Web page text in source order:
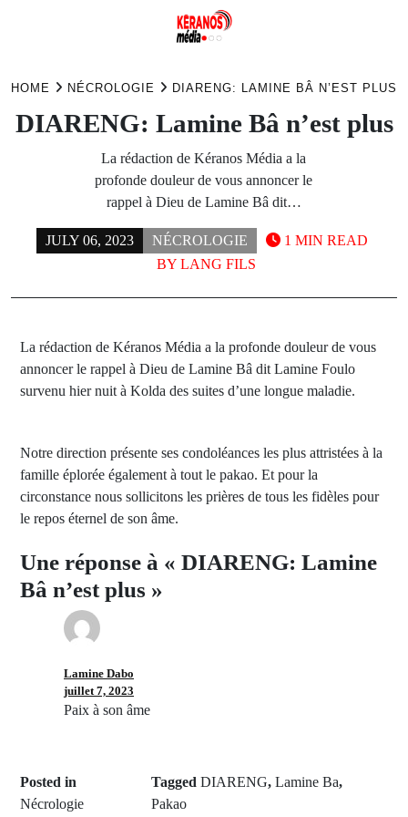
HOME NÉCROLOGIE DIARENG: LAMINE BÂ N’EST PLUS
DIARENG: Lamine Bâ n’est plus
La rédaction de Kéranos Média a la
profonde douleur de vous annoncer le
rappel à Dieu de Lamine Bâ dit…
JULY 06, 2023
NÉCROLOGIE
BY LANG FILS
1 MIN READ
La rédaction de Kéranos Média a la profonde douleur de vous
annoncer le rappel à Dieu de Lamine Bâ dit Lamine Foulo
survenu hier nuit à Kolda des suites d’une longue maladie.
Notre direction présente ses condoléances les plus attristées à la
famille éplorée également à tout le pakao. Et pour la
circonstance nous sollicitons les prières de tous les fidèles pour
le repos éternel de son âme.
Une réponse à « DIARENG: Lamine
Bâ n’est plus »
Lamine Dabo
juillet 7, 2023
Paix à son âme
Posted in
Nécrologie
TaggedDIARENG,Lamine Ba,
Pakao